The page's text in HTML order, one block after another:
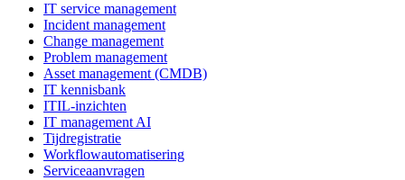
IT service management
Incident management
Change management
Problem management
Asset management (CMDB)
IT kennisbank
ITIL-inzichten
IT management AI
Tijdregistratie
Workflowautomatisering
Serviceaanvragen